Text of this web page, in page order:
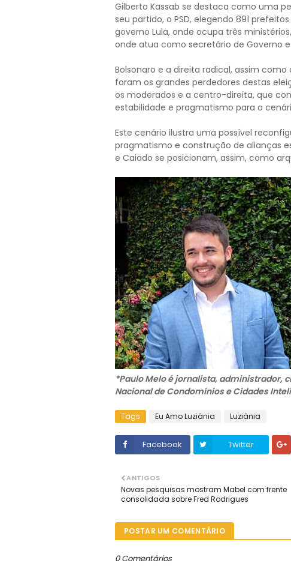
Gilberto Kassab se destaca como uma
seu partido, o PSD, elegendo 891
governo Lula, onde ocupa três
onde atua como secretário de Governo
Bolsonaro e a direita radical, assim
foram os grandes perdedores destas
os moderados e a centro-direita, que
estabilidade e pragmatismo para o
Este cenário ilustra uma possível
pragmatismo e construção de alianças
e Caiado se posicionam, assim, como
*Paulo Melo é jornalista, administrador,
Nacional de Condomínios e Cidades
Tags Eu Amo Luziânia Luziânia
Facebook Twitter
ANTIGOS
Novas pesquisas mostram Mabel com frente
consolidada sobre Fred Rodrigues
POSTAR UM COMENTÁRIO
0 Comentários